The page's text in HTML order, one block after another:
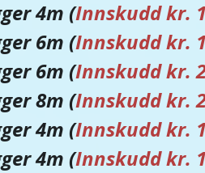
4m (Innskudd kr.
6m (Innskudd kr.
6m (Innskudd kr.
8m (Innskudd kr.
4m (Innskudd kr.
4m (Innskudd kr.